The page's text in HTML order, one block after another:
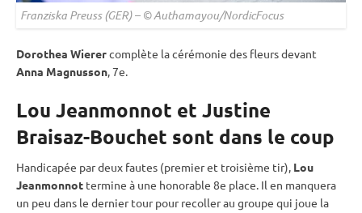
Franziska Preuss (GER) – © Authamayou/NordicFocus
Dorothea Wierercomplète la cérémonie des fleurs devant
Anna Magnusson, 7e.
Lou Jeanmonnot et Justine
Braisaz-Bouchet sont dans le coup
Handicapée par deux fautes (premier et troisième tir), Lou
Jeanmonnot termine à une honorable 8e place. Il en manquera
un peu dans le dernier tour pour recoller au groupe qui joue la